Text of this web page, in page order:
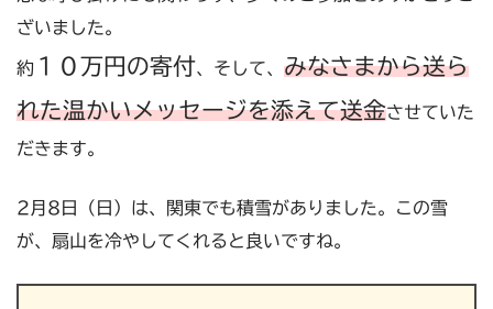
ざいました。
約 １０万円の寄付、そして、 みなさまから送ら
れた温かいメッセージを添えて送金させていた
だきます。
2月8日（日）は、関東でも積雪がありました。この雪
が、扇山を冷やしてくれると良いですね。